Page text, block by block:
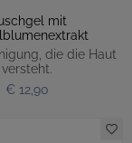
mit
die die Haut
versteht.
€ 12,90